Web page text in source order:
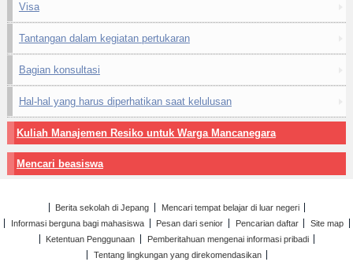
Visa
Tantangan dalam kegiatan pertukaran
Bagian konsultasi
Hal-hal yang harus diperhatikan saat kelulusan
Kuliah Manajemen Resiko untuk Warga Mancanegara
Mencari beasiswa
Berita sekolah di Jepang
Mencari tempat belajar di luar negeri
Informasi berguna bagi mahasiswa
Pesan dari senior Pencarian daftar
Site map
Ketentuan Penggunaan
Pemberitahuan mengenai informasi pribadi
Tentang lingkungan yang direkomendasikan